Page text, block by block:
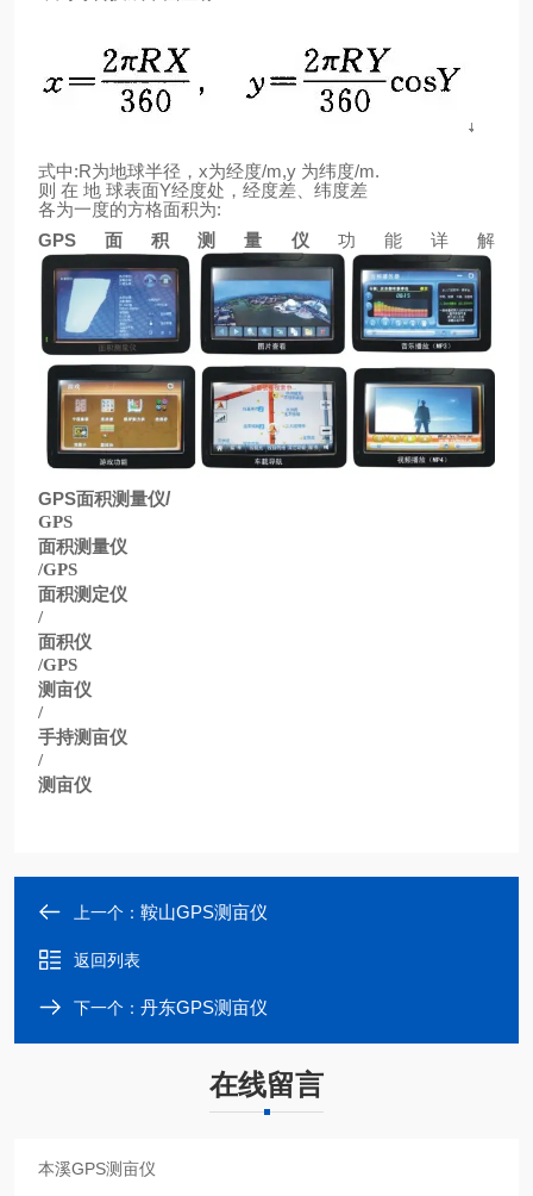
式中:R为地球半径， x为经度/m,y 为纬度/m.
则 在 地 球表面Y经度处，经度差、纬度差
各为一度的方格面积为:
GPS 面积测量仪 功能详解
GPS面积测量仪/
GPS
面积测量仪
/GPS
面积测定仪
/
面积仪
/GPS
测亩仪
/
手持测亩仪
/
测亩仪
上一个： 鞍山GPS测亩仪
返回列表
下一个： 丹东GPS测亩仪
在线留言